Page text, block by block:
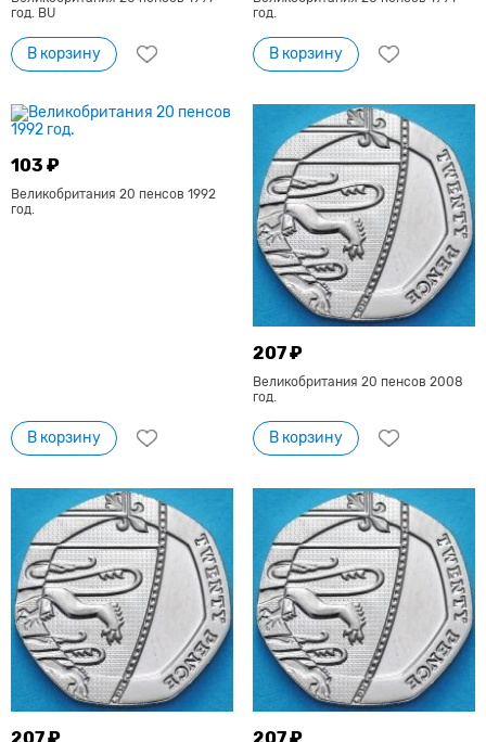
год. BU
В корзину
год.
В корзину
103 ₽
Великобритания 20 пенсов 1992
год.
В корзину
207 ₽
Великобритания 20 пенсов 2008
год.
В корзину